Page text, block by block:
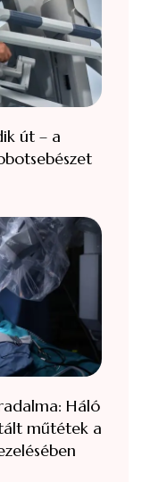
út – a
Háló
műtétek a